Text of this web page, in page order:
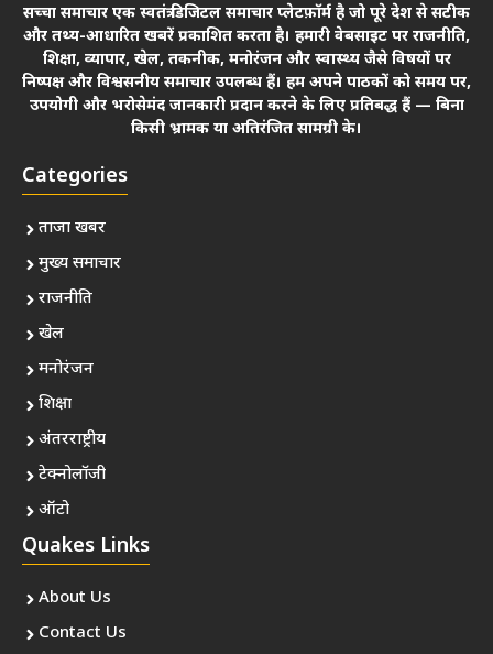
सच्चा समाचार एक स्वतंत्र डिजिटल समाचार प्लेटफ़ॉर्म है जो पूरे देश से सटीक
और तथ्य-आधारित खबरें प्रकाशित करता है। हमारी वेबसाइट पर राजनीति,
शिक्षा, व्यापार, खेल, तकनीक, मनोरंजन और स्वास्थ्य जैसे विषयों पर
निष्पक्ष और विश्वसनीय समाचार उपलब्ध हैं। हम अपने पाठकों को समय पर,
उपयोगी और भरोसेमंद जानकारी प्रदान करने के लिए प्रतिबद्ध हैं — बिना
किसी भ्रामक या अतिरंजित सामग्री के।
Categories
ताजा खबर
मुख्य समाचार
राजनीति
खेल
मनोरंजन
शिक्षा
अंतरराष्ट्रीय
टेक्नोलॉजी
ऑटो
Quakes Links
About Us
Contact Us